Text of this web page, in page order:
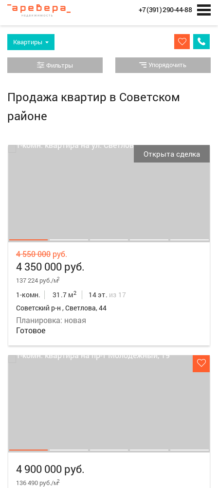
+7 (391) 290-44-88
Квартиры
Фильтры Упорядочить
Продажа квартир в Советском
районе
Открыта сделка
4 550 000 руб.
4 350 000 руб.
137 224 руб./м2
1-комн. 31.7 м2 14 эт. из 17
Советский р-н , Светлова, 44
Планировка: новая
Готовое
4 900 000 руб.
136 490 руб./м2